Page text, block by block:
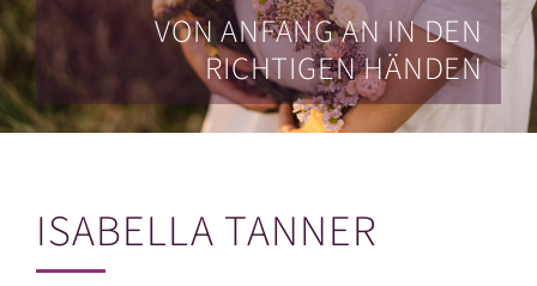
VON ANFANG AN IN DEN
RICHTIGEN HÄNDEN
ISABELLA TANNER